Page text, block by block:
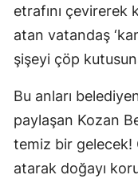
etrafını çevirerek
atan vatandaş
şişeyi çöp
Bu anları
paylaşan Kozan
temiz bir gelecek!
atarak doğayı